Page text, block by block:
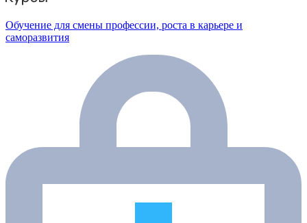
Обучение для смены профессии, роста в карьере и
саморазвития